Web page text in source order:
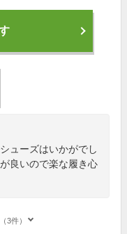
ューズはいかがでし
良いので楽な履き心
3件）